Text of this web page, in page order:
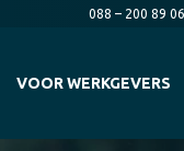
088 – 200 89 06
VOOR WERKGEVERS